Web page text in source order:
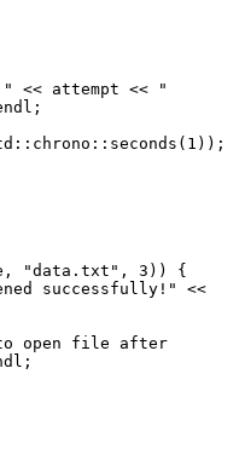
"data.txt", 3)) {